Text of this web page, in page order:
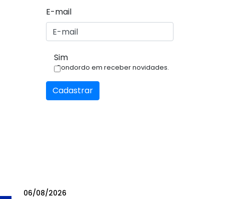
E-mail
Sim
Condordo em receber novidades.
Cadastrar
06/08/2026